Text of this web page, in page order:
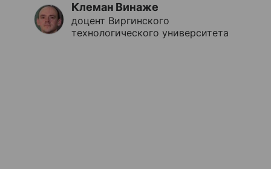
Клеман Винаже
доцент Виргинского
технологического университета